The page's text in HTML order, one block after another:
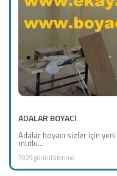
ADALAR BOYACI
Adalar boyacı sizler için
mutlu...
7029 görüntülenme